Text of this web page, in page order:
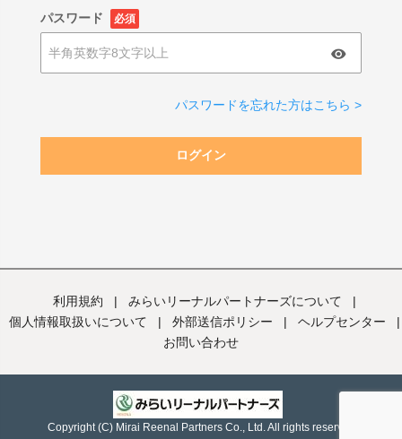
パスワード 必須
パスワードを忘れた方はこちら >
ログイン
利用規約 | みらいリーナルパートナーズについて
|
個人情報取扱いについて
| 外部送信ポリシー | ヘルプセンター
|
お問い合わせ
Copyright (C) Mirai Reenal Partners Co., Ltd. All rights reserved